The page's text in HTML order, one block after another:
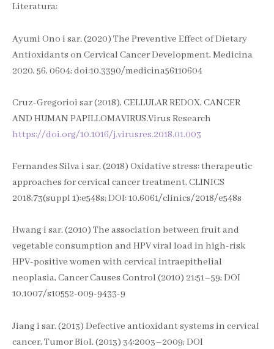
Literatura:
Ayumi Ono i sar. (2020) The Preventive Effect of Dietary
Antioxidants on Cervical Cancer Development, Medicina
2020, 56, 0604; doi:10.3390/medicina56110604
Cruz-Gregorioi sar (2018), CELLULAR REDOX, CANCER
AND HUMAN PAPILLOMAVIRUS.Virus Research
https://doi.org/10.1016/j.virusres.2018.01.003
Fernandes Silva i sar. (2018) Oxidative stress: therapeutic
approaches for cervical cancer treatment, CLINICS
2018;73(suppl 1):e548s; DOI: 10.6061/clinics/2018/e548s
Hwang i sar. (2010) The association between fruit and
vegetable consumption and HPV viral load in high-risk
HPV-positive women with cervical intraepithelial
neoplasia, Cancer Causes Control (2010) 21:51–59; DOI
10.1007/s10552-009-9433-9
Jiang i sar. (2013) Defective antioxidant systems in cervical
cancer, Tumor Biol. (2013) 34:2003–2009; DOI